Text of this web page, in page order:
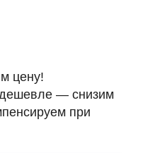
цену!
— снизим
при